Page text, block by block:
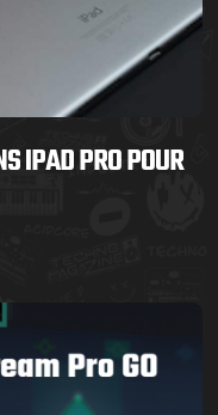
IPAD PRO POUR